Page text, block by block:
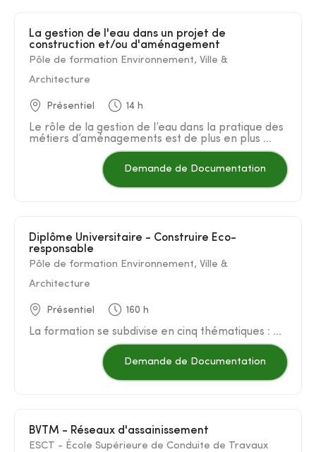
La gestion de l'eau dans un projet de
construction et/ou d'aménagement
Pôle de formation Environnement, Ville &
Architecture
Présentiel 14 h
Le rôle de la gestion de l’eau dans la pratique des
métiers d’aménagements est de plus en plus ...
Demande de Documentation
Diplôme Universitaire - Construire Eco-
responsable
Pôle de formation Environnement, Ville &
Architecture
Présentiel 160 h
La formation se subdivise en cinq thématiques : ...
Demande de Documentation
BVTM - Réseaux d'assainissement
ESCT - École Supérieure de Conduite de Travaux